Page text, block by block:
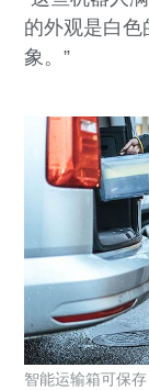
的外观是白
象。”
智能运输箱可保